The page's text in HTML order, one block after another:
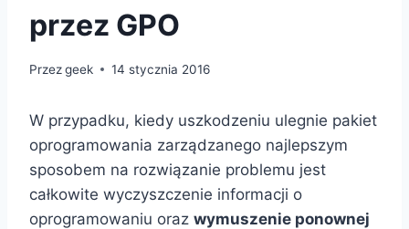
przez GPO
Przezgeek 14 stycznia 2016
W przypadku, kiedy uszkodzeniu ulegnie pakiet
oprogramowania zarządzanego najlepszym
sposobem na rozwiązanie problemu jest
całkowite wyczyszczenie informacji o
oprogramowaniu oraz wymuszenie ponownej